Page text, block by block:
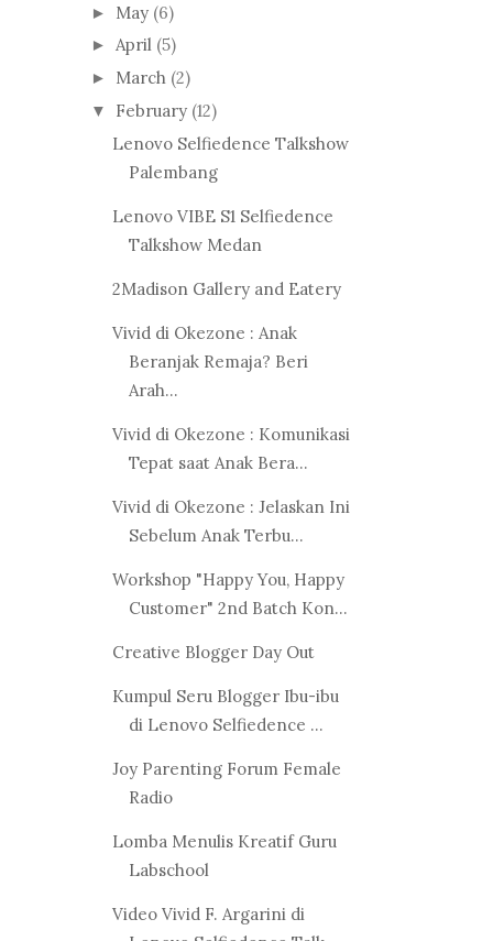
► May (6)
► April (5)
► March (2)
▼ February (12)
Lenovo Selfiedence Talkshow
Palembang
Lenovo VIBE S1 Selfiedence
Talkshow Medan
2Madison Gallery and Eatery
Vivid di Okezone : Anak
Beranjak Remaja? Beri
Arah...
Vivid di Okezone : Komunikasi
Tepat saat Anak Bera...
Vivid di Okezone : Jelaskan Ini
Sebelum Anak Terbu...
Workshop "Happy You, Happy
Customer" 2nd Batch Kon...
Creative Blogger Day Out
Kumpul Seru Blogger Ibu-ibu
di Lenovo Selfiedence ...
Joy Parenting Forum Female
Radio
Lomba Menulis Kreatif Guru
Labschool
Video Vivid F. Argarini di